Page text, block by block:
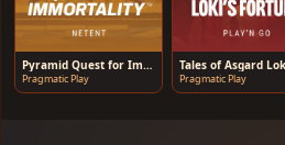
Pyramid Quest for Immortality
Pragmatic Play Pragmatic Play